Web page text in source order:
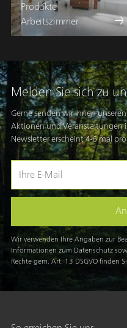
Produkte
Arbeitszimmer
Melden Sie sich zu
Gerne senden wir Ihnen
Aktionen und Veranstaltungen
Newsletter erscheint 4-6 mal pro
Mail
Wir verwenden Ihre Angaben zur
Informationen zum Datenschutz
Rechte gem. Art. 13 DSGVO finden